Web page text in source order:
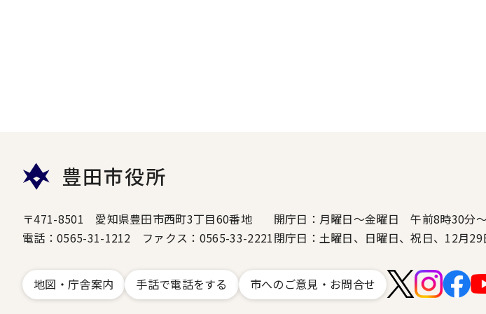
豊田市役所
〒471-8501 愛知県豊田市西町3丁目60番地
電話：0565-31-1212 ファクス：0565-33-2221
開庁日：月曜日～金曜日 午前8時30分
閉庁日：土曜日、日曜日、祝日、12月29
地図・庁舎案内 手話で電話をする 市へのご意見・お問合せ